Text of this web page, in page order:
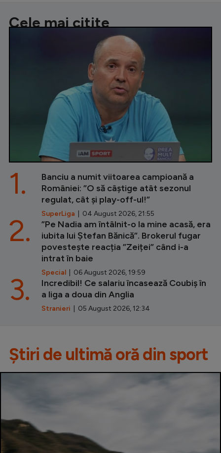
Cele mai citite
Banciu a numit viitoarea campioană a
României: ”O să câștige atât sezonul
regulat, cât și play-off-ul!”
SuperLiga | 04 August 2026, 21:55
1.
”Pe Nadia am întâlnit-o la mine acasă, era
iubita lui Ștefan Bănică”. Brokerul fugar
povestește reacția ”Zeiței” când i-a
intrat în baie
Special | 06 August 2026, 19:59
2.
Incredibil! Ce salariu încasează Coubiș în
a liga a doua din Anglia
Stranieri | 05 August 2026, 12:34
3.
Știri de ultimă oră din sport